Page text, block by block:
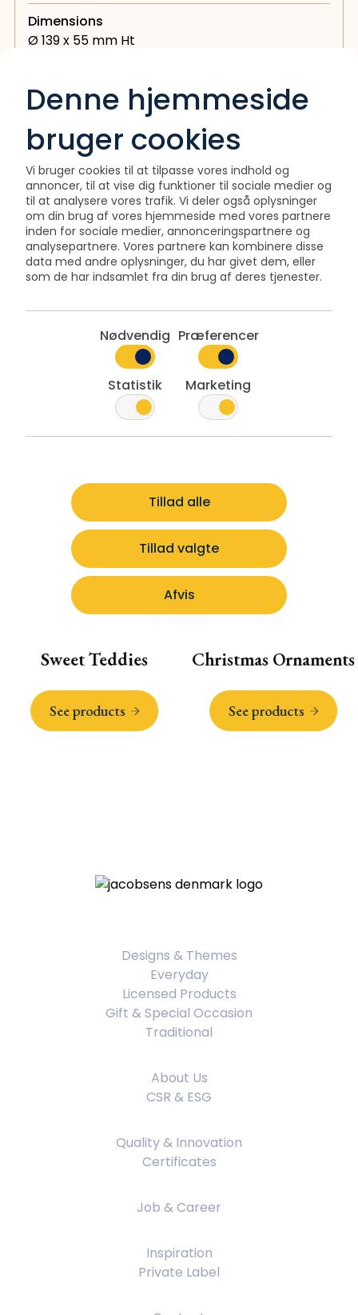
Denne hjemmeside
bruger cookies
Vi bruger cookies til at tilpasse vores indhold og
annoncer, til at vise dig funktioner til sociale medier og
til at analysere vores trafik. Vi deler også oplysninger
om din brug af vores hjemmeside med vores partnere
inden for sociale medier, annonceringspartnere og
analysepartnere. Vores partnere kan kombinere disse
data med andre oplysninger, du har givet dem, eller
som de har indsamlet fra din brug af deres tjenester.
Nødvendig Præferencer
Statistik Marketing
Tillad alle
Tillad valgte
Afvis
Dimensions
Ø 139 x 55 mm Ht
Interested in this collection?
Download product sheet
Contact sales at(+45) 76 75 27 30
Get inspired by other collections
Sweet Teddies
See products
Christmas Ornaments
See products
Designs & Themes
Everyday
Licensed Products
Gift & Special Occasion
Traditional
About Us
CSR & ESG
Quality & Innovation
Certificates
Job & Career
Inspiration
Private Label